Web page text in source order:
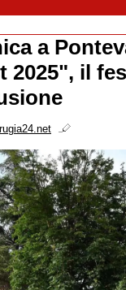
a
2025", il